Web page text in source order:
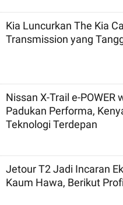
Kia Luncurkan The Kia
Transmission yang
Nissan X-Trail e-POWER
Padukan Performa,
Teknologi Terdepan
Jetour T2 Jadi Incaran
Kaum Hawa, Berikut